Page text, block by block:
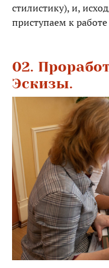
стилистику), и,
приступаем к
02.
Эскизы.